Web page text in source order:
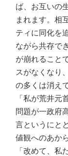
ば、お互いの
まれます。相
ティに同化を
ながら共存で
が崩れること
スがなくなり
の多くは消え
「私が荒井元
問題が一政府
言というにと
値観へのあか
「改めて、私